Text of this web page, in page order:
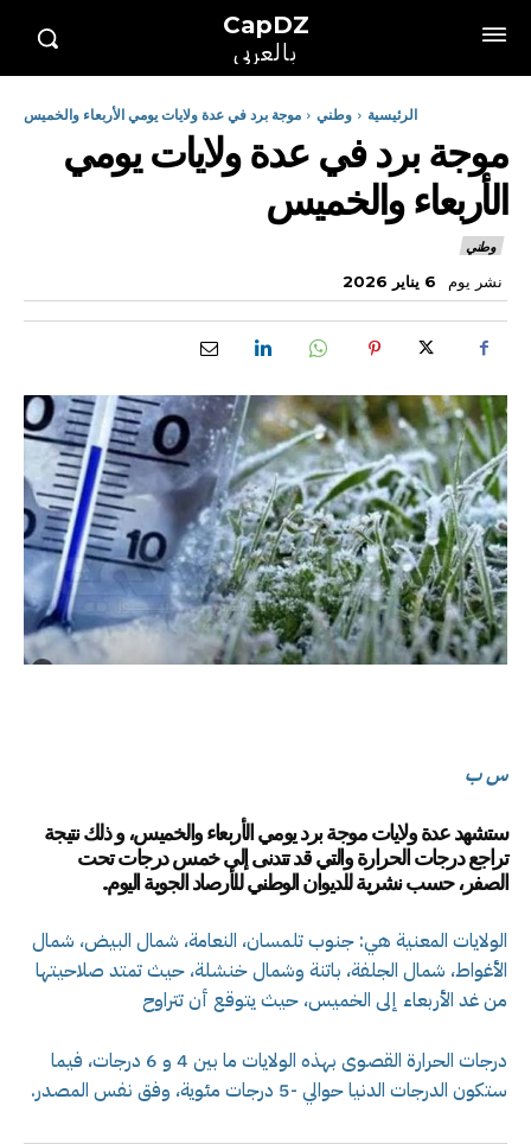
CapDZ
بالعربي
الرئيسية وطني موجة برد في عدة ولايات يومي الأربعاء والخميس
موجة برد في عدة ولايات يومي
الأربعاء والخميس
وطني
نشر يوم 6 يناير 2026
س ب
ستشهد عدة ولايات موجة برد يومي الأربعاء والخميس، و ذلك نتيجة
تراجع درجات الحرارة والتي قد تتدنى إلى خمس درجات تحت
الصفر، حسب نشرية للديوان الوطني للأرصاد الجوية اليوم.
الولايات المعنية هي: جنوب تلمسان، النعامة، شمال البيض، شمال
الأغواط، شمال الجلفة، باتنة وشمال خنشلة، حيث تمتد صلاحيتها
من غد الأربعاء إلى الخميس، حيث يتوقع أن تتراوح
درجات الحرارة القصوى بهذه الولايات ما بين 4 و 6 درجات، فيما
ستكون الدرجات الدنيا حوالي -5 درجات مئوية، وفق نفس المصدر.